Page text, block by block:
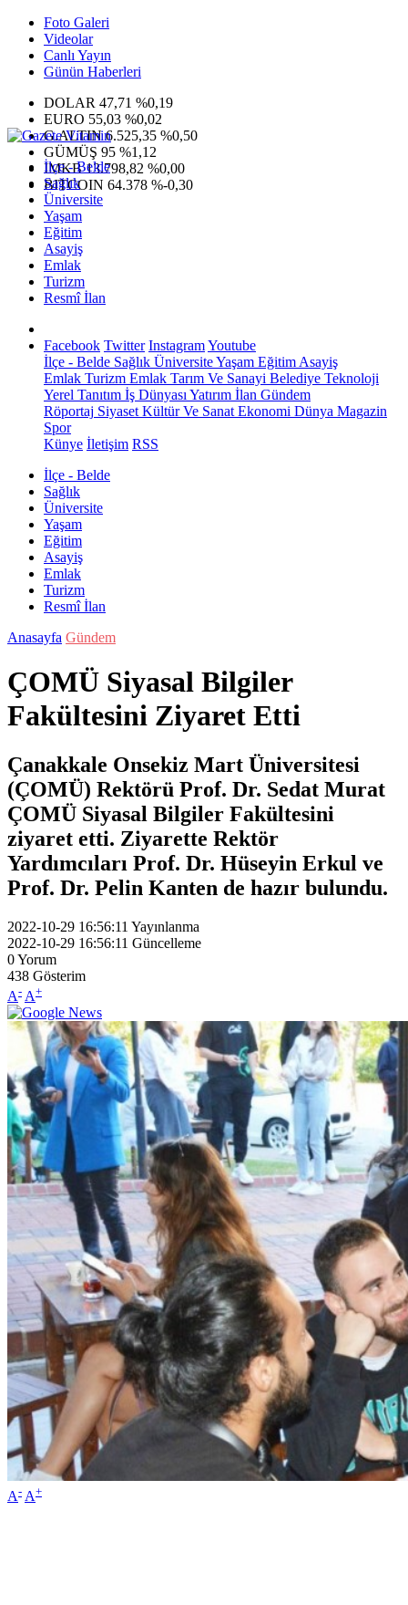
Foto Galeri
Videolar
Canlı Yayın
Günün Haberleri
DOLAR 47,71 %0,19
EURO 55,03 %0,02
G.ALTIN6.525,35 %0,50
GÜMÜŞ 95 %1,12
IMKB13.798,82 %0,00
BITCOIN 64.378 %-0,30
İlçe - Belde
Sağlık
Üniversite
Yaşam
Eğitim
Asayiş
Emlak
Turizm
Resmî İlan
Facebook Twitter InstagramYoutube
İlçe - Belde Sağlık ÜniversiteYaşam Eğitim Asayiş
Emlak Turizm Emlak Tarım Ve Sanayi Belediye Teknoloji
Yerel Tanıtım İş Dünyası Yatırım İlan Gündem
Röportaj Siyaset Kültür Ve Sanat Ekonomi Dünya Magazin
Spor
Künye İletişim RSS
İlçe - Belde
Sağlık
Üniversite
Yaşam
Eğitim
Asayiş
Emlak
Turizm
Resmî İlan
Anasayfa Gündem
ÇOMÜ Siyasal Bilgiler
Fakültesini Ziyaret Etti
Çanakkale Onsekiz Mart Üniversitesi
(ÇOMÜ) Rektörü Prof. Dr. Sedat Murat
ÇOMÜ Siyasal Bilgiler Fakültesini
ziyaret etti. Ziyarette Rektör
Yardımcıları Prof. Dr. Hüseyin Erkul ve
Prof. Dr. Pelin Kanten de hazır bulundu.
2022-10-29 16:56:11 Yayınlanma
2022-10-29 16:56:11 Güncelleme
0Yorum
438 Gösterim
A- A+
A- A+